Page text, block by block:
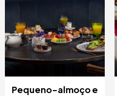
Pequeno-almoço e